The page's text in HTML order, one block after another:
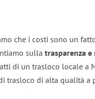
che i costi sono un
sulla trasparenza
di un trasloco locale a
trasloco di alta qualità a